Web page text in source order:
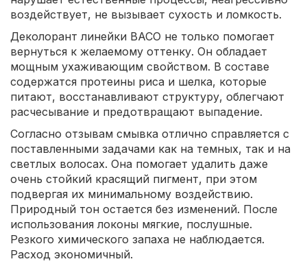
воздействует, не вызывает сухость и ломкость.
Деколорант линейки BACO не только помогает
вернуться к желаемому оттенку. Он обладает
мощным ухаживающим свойством. В составе
содержатся протеины риса и шелка, которые
питают, восстанавливают структуру, облегчают
расчесывание и предотвращают выпадение.
Согласно отзывам смывка отлично справляется с
поставленными задачами как на темных, так и на
светлых волосах. Она помогает удалить даже
очень стойкий красящий пигмент, при этом
подвергая их минимальному воздействию.
Природный тон остается без изменений. После
использования локоны мягкие, послушные.
Резкого химического запаха не наблюдается.
Расход экономичный.